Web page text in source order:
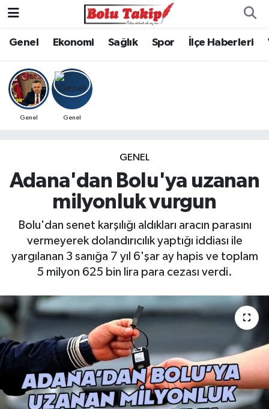
Genel Ekonomi Sağlık Spor İlçe Haberleri
Genel Genel
GENEL
Adana'dan Bolu'ya uzanan
milyonluk vurgun
Bolu'dan senet karşılığı aldıkları aracın parasını
vermeyerek dolandırıcılık yaptığı iddiası ile
yargılanan 3 sanığa 7 yıl 6'şar ay hapis ve toplam
5 milyon 625 bin lira para cezası verdi.